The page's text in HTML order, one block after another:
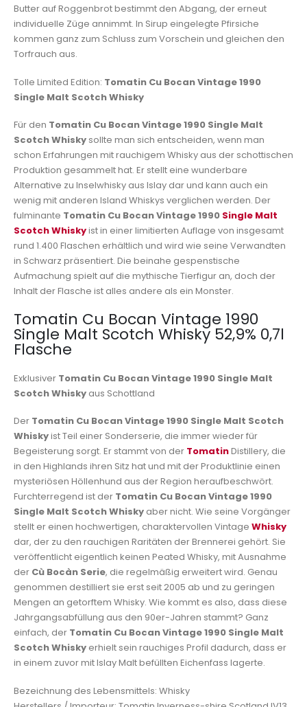
Butter auf Roggenbrot bestimmt den Abgang, der erneut
individuelle Züge annimmt. In Sirup eingelegte Pfirsiche
kommen ganz zum Schluss zum Vorschein und gleichen den
Torfrauch aus.
Tolle Limited Edition: Tomatin Cu Bocan Vintage 1990
Single Malt Scotch Whisky
Für den Tomatin Cu Bocan Vintage 1990 Single Malt
Scotch Whisky sollte man sich entscheiden, wenn man
schon Erfahrungen mit rauchigem Whisky aus der schottischen
Produktion gesammelt hat. Er stellt eine wunderbare
Alternative zu Inselwhisky aus Islay dar und kann auch ein
wenig mit anderen Island Whiskys verglichen werden. Der
fulminante Tomatin Cu Bocan Vintage 1990 Single Malt
Scotch Whiskyist in einer limitierten Auflage von insgesamt
rund 1.400 Flaschen erhältlich und wird wie seine Verwandten
in Schwarz präsentiert. Die beinahe gespenstische
Aufmachung spielt auf die mythische Tierfigur an, doch der
Inhalt der Flasche ist alles andere als ein Monster.
Tomatin Cu Bocan Vintage 1990
Single Malt Scotch Whisky 52,9% 0,7l
Flasche
Exklusiver Tomatin Cu Bocan Vintage 1990 Single Malt
Scotch Whisky aus Schottland
Der Tomatin Cu Bocan Vintage 1990 Single Malt Scotch
Whiskyist Teil einer Sonderserie, die immer wieder für
Begeisterung sorgt. Er stammt von der TomatinDistillery, die
in den Highlands ihren Sitz hat und mit der Produktlinie einen
mysteriösen Höllenhund aus der Region heraufbeschwört.
Furchterregend ist der Tomatin Cu Bocan Vintage 1990
Single Malt Scotch Whisky aber nicht. Wie seine Vorgänger
stellt er einen hochwertigen, charaktervollen Vintage Whisky
dar, der zu den rauchigen Raritäten der Brennerei gehört. Sie
veröffentlicht eigentlich keinen Peated Whisky, mit Ausnahme
der Cù Bocàn Serie, die regelmäßig erweitert wird. Genau
genommen destilliert sie erst seit 2005 ab und zu geringen
Mengen an getorftem Whisky. Wie kommt es also, dass diese
Jahrgangsabfüllung aus den 90er-Jahren stammt? Ganz
einfach, der Tomatin Cu Bocan Vintage 1990 Single Malt
Scotch Whisky erhielt sein rauchiges Profil dadurch, dass er
in einem zuvor mit Islay Malt befüllten Eichenfass lagerte.
Bezeichnung des Lebensmittels: Whisky